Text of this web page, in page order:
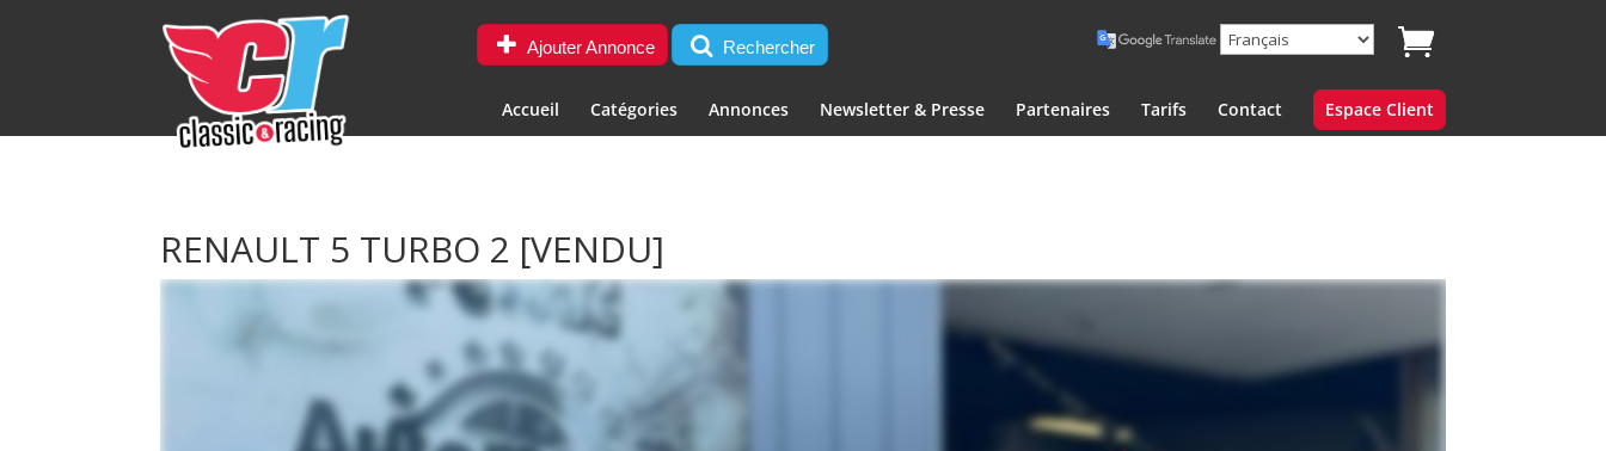
Ajouter Annonce Rechercher
Accueil Catégories Annonces Newsletter & Presse Partenaires Tarifs Contact Espace Client
RENAULT 5 TURBO 2 [VENDU]